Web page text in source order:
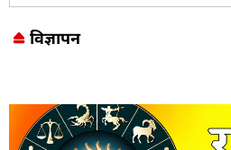
विज्ञापन